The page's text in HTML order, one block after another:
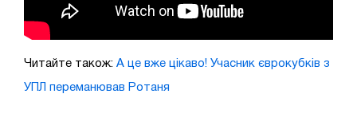
Читайте також: А це вже цікаво! Учасник єврокубків з
УПЛ переманював Ротаня